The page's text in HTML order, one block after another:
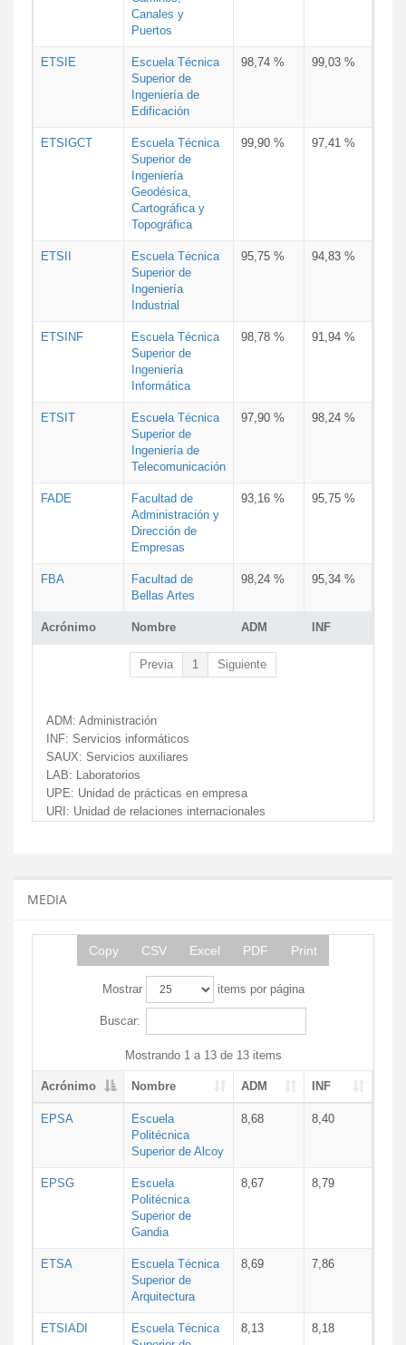
Acrónimo Nombre ADM INF
Canales y
Puertos
ETSIE
Escuela Técnica
Superior de
Ingeniería de
Edificación
98,74 % 99,03 %
ETSIGCT
Escuela Técnica
Superior de
Ingeniería
Geodésica,
Cartográfica y
Topográfica
99,90 % 97,41 %
ETSII
Escuela Técnica
Superior de
Ingeniería
Industrial
95,75 % 94,83 %
ETSINF
Escuela Técnica
Superior de
Ingeniería
Informática
98,78 % 91,94 %
ETSIT
Escuela Técnica
Superior de
Ingeniería de
Telecomunicación
97,90 % 98,24 %
FADE
Facultad de
Administración y
Dirección de
Empresas
93,16 % 95,75 %
FBA
Facultad de
Bellas Artes
98,24 % 95,34 %
Previa 1 Siguiente
ADM: Administración
INF: Servicios informáticos
SAUX: Servicios auxiliares
LAB: Laboratorios
UPE: Unidad de prácticas en empresa
URI: Unidad de relaciones internacionales
MEDIA
Copy CSV Excel PDF Print
Mostrar items por página
Buscar:
Mostrando 1 a 13 de 13 items
Acrónimo Nombre ADM INF
EPSA
Escuela
Politécnica
Superior de Alcoy
8,68 8,40
EPSG
Escuela
Politécnica
Superior de
Gandia
8,67 8,79
ETSA
Escuela Técnica
Superior de
Arquitectura
8,69 7,86
ETSIADI
Escuela Técnica
8,13 8,18